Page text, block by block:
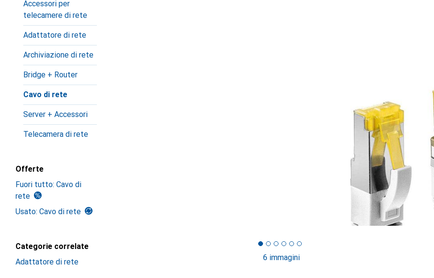
Accessori per
telecamere di rete
Adattatore di rete
Archiviazione di rete
Bridge + Router
Cavo di rete
Server + Accessori
Telecamera di rete
Offerte
Fuori tutto: Cavo di
rete
Usato: Cavo di rete
Categorie correlate
Adattatore di rete
6 immagini